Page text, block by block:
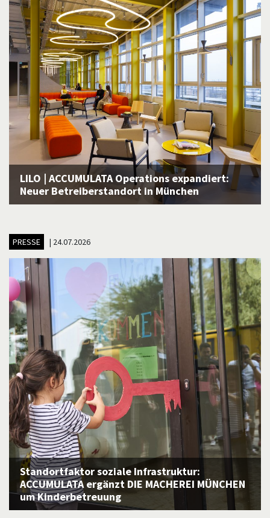
LILO | ACCUMULATA Operations expandiert:
Neuer Betreiberstandort in München
PRESSE | 24.07.2026
Standortfaktor soziale Infrastruktur:
ACCUMULATA ergänzt DIE MACHEREI MÜNCHEN
um Kinderbetreuung